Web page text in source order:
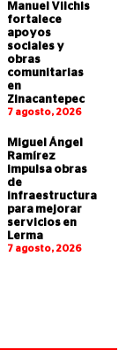
Manuel Vilchis
fortalece
apoyos
sociales y
obras
comunitarias
en
Zinacantepec
7 agosto, 2026
Miguel Ángel
Ramírez
impulsa obras
de
infraestructura
para mejorar
servicios en
Lerma
7 agosto, 2026